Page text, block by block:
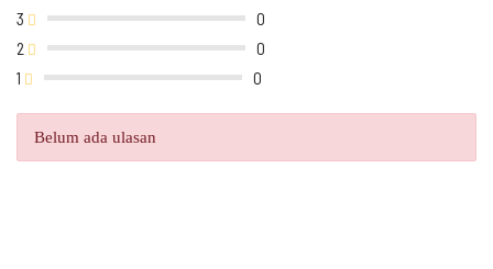
3
0
2
0
1
0
Belum ada ulasan